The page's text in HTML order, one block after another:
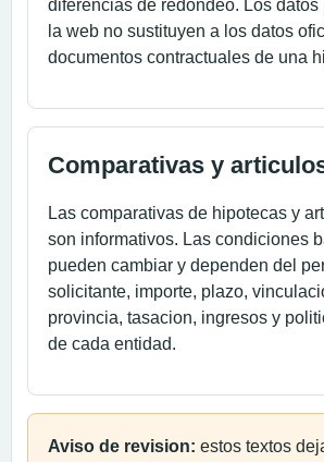
diferencias de redondeo. Los
la web no sustituyen a los datos
documentos contractuales de una
Comparativas y
Las comparativas de hipotecas y
son informativos. Las condiciones
pueden cambiar y dependen del
solicitante, importe, plazo,
provincia, tasacion, ingresos y
de cada entidad.
Aviso de revision: estos textos